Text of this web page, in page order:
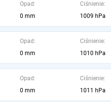
Opad:
0 mm
Ciśnienie:
1009 hPa
Opad:
0 mm
Ciśnienie:
1010 hPa
Opad:
0 mm
Ciśnienie:
1011 hPa